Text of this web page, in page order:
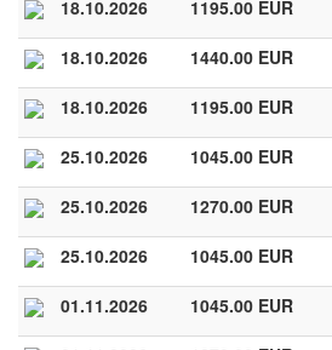
18.10.2026 1195.00 EUR
18.10.2026 1440.00 EUR
18.10.2026 1195.00 EUR
25.10.2026 1045.00 EUR
25.10.2026 1270.00 EUR
25.10.2026 1045.00 EUR
01.11.2026 1045.00 EUR